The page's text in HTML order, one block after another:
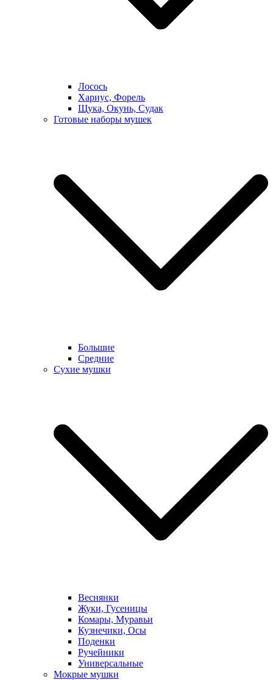
Лосось
Хариус, Форель
Щука, Окунь, Судак
Готовые наборы мушек
Большие
Средние
Сухие мушки
Веснянки
Жуки, Гусеницы
Комары, Муравьи
Кузнечики, Осы
Поденки
Ручейники
Универсальные
Мокрые мушки